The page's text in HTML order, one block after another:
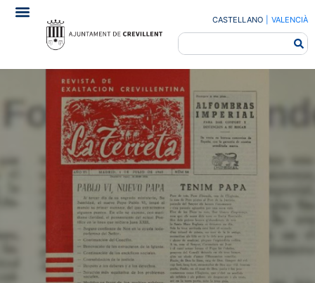
CASTELLANO VALENCIÀ